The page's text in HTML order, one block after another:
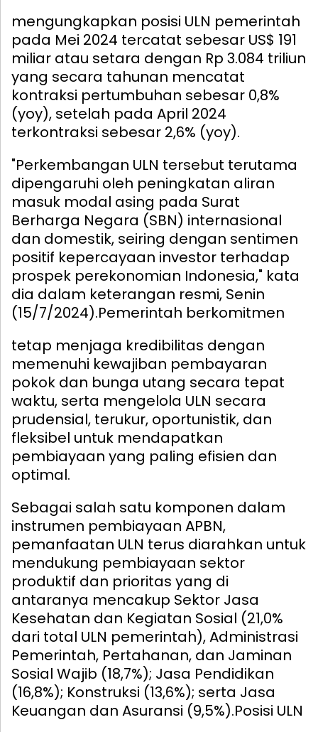
mengungkapkan posisi ULN pemerintah
pada Mei 2024 tercatat sebesar US$ 191
miliar atau setara dengan Rp 3.084 triliun
yang secara tahunan mencatat
kontraksi pertumbuhan sebesar 0,8%
(yoy), setelah pada April 2024
terkontraksi sebesar 2,6% (yoy).
"Perkembangan ULN tersebut terutama
dipengaruhi oleh peningkatan aliran
masuk modal asing pada Surat
Berharga Negara (SBN) internasional
dan domestik, seiring dengan sentimen
positif kepercayaan investor terhadap
prospek perekonomian Indonesia," kata
dia dalam keterangan resmi, Senin
(15/7/2024).Pemerintah berkomitmen
tetap menjaga kredibilitas dengan
memenuhi kewajiban pembayaran
pokok dan bunga utang secara tepat
waktu, serta mengelola ULN secara
prudensial, terukur, oportunistik, dan
fleksibel untuk mendapatkan
pembiayaan yang paling efisien dan
optimal.
Sebagai salah satu komponen dalam
instrumen pembiayaan APBN,
pemanfaatan ULN terus diarahkan untuk
mendukung pembiayaan sektor
produktif dan prioritas yang di
antaranya mencakup Sektor Jasa
Kesehatan dan Kegiatan Sosial (21,0%
dari total ULN pemerintah), Administrasi
Pemerintah, Pertahanan, dan Jaminan
Sosial Wajib (18,7%); Jasa Pendidikan
(16,8%); Konstruksi (13,6%); serta Jasa
Keuangan dan Asuransi (9,5%).Posisi ULN